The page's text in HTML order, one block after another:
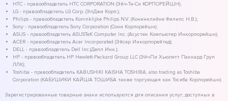
HTC - правообладатель HTC CORPORATION (Эйч-Ти-Си КОРПОРЕЙШН);
LG - правообладатель LG Corp. (ЭлДжи Корп.);
Philips - правообладатель Koninklijke Philips N.V. (Конинклийке Филипс Н.В.);
Sony - правообладатель Sony Corporation (Сони Корпорейшн);
ASUS - правообладатель ASUSTeK Computer Inc. (Асустек Компьютер Инкорпорейшн);
ACER - правообладатель Acer Incorporated (Эйсер Инкорпорейтед);
DELL - правообладатель Dell Inc.(Делл Инк.);
HP - правообладатель HP Hewlett-Packard Group LLC (ЭйчПи Хьюлетт Паккард Груп
ЛЛК);
Toshiba - правообладатель KABUSHIKI KAISHA TOSHIBA, also trading as Toshiba
Corporation (КАБУШИКИ КАЙША ТОШИБА также торгующая как Тосиба Корпорейшн).
Зарегистрированные товарные знаки используются для описания услуг, доступных в